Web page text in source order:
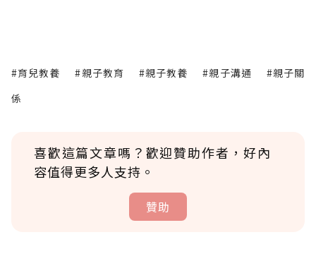
#育兒教養 #親子教育 #親子教養 #親子溝通
#親子關
係
喜歡這篇文章嗎？歡迎贊助作者，好內
容值得更多人支持。
贊助